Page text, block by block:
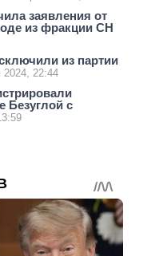
заявления от
из фракции СН
из партии
22:44
Безуглой с